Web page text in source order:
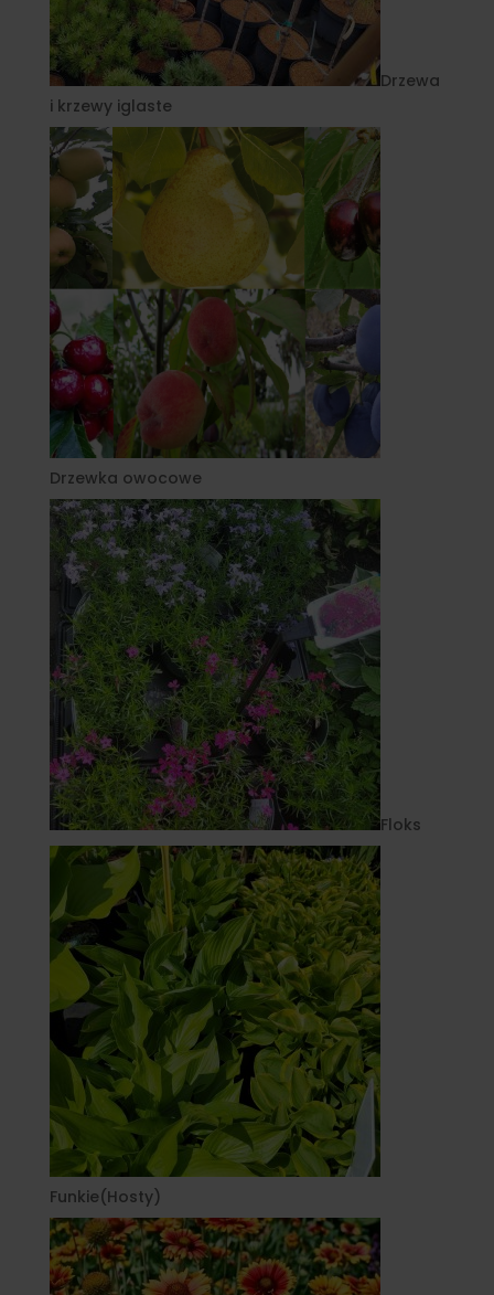
Drzewa
i krzewy iglaste
Drzewka owocowe
Floks
Funkie(Hosty)